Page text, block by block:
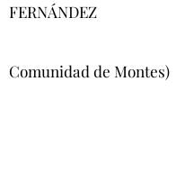
FERNÁNDEZ
Comunidad de Montes)